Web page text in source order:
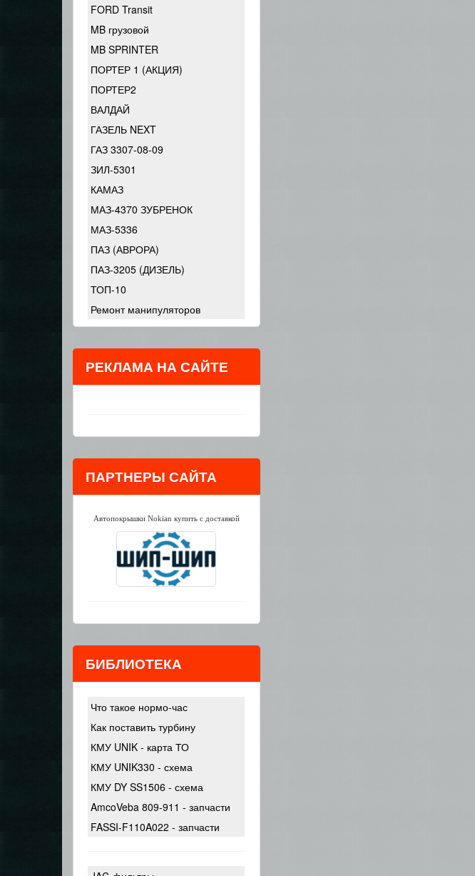
FORD Transit
MB грузовой
MB SPRINTER
ПОРТЕР 1 (АКЦИЯ)
ПОРТЕР2
ВАЛДАЙ
ГАЗЕЛЬ NEXT
ГАЗ 3307-08-09
ЗИЛ-5301
КАМАЗ
МАЗ-4370 ЗУБРЕНОК
МАЗ-5336
ПАЗ (АВРОРА)
ПАЗ-3205 (ДИЗЕЛЬ)
ТОП-10
Ремонт манипуляторов
РЕКЛАМА НА САЙТЕ
ПАРТНЕРЫ САЙТА
Автопокрышки Nokian купить с доставкой
БИБЛИОТЕКА
Что такое нормо-час
Как поставить турбину
КМУ UNIK - карта ТО
КМУ UNIK330 - схема
КМУ DY SS1506 - схема
AmcoVeba 809-911 - запчасти
FASSI-F110A022 - запчасти